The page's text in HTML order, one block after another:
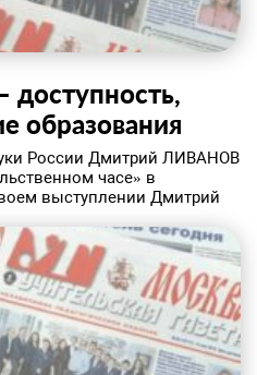
доступность,
образования
России Дмитрий ЛИВАНОВ
часе» в
выступлении Дмитрий